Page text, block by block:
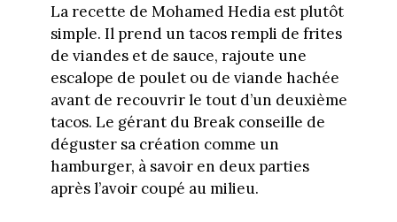
La recette de Mohamed Hedia est plutôt
simple. Il prend un tacos rempli de frites
de viandes et de sauce, rajoute une
escalope de poulet ou de viande hachée
avant de recouvrir le tout d’un deuxième
tacos. Le gérant du Break conseille de
déguster sa création comme un
hamburger, à savoir en deux parties
après l’avoir coupé au milieu.